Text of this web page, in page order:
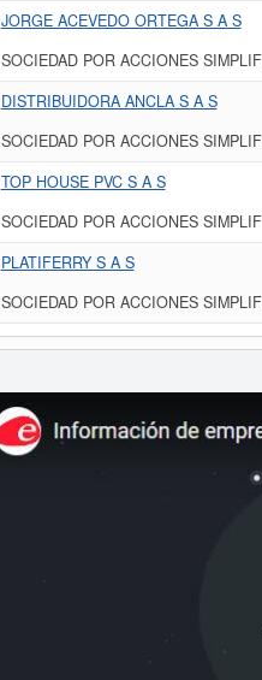
JORGE ACEVEDO ORTEGA S A S
SOCIEDAD POR ACCIONES
DISTRIBUIDORA ANCLA S A S
SOCIEDAD POR ACCIONES
TOP HOUSE PVC S A S
SOCIEDAD POR ACCIONES
PLATIFERRY S A S
SOCIEDAD POR ACCIONES